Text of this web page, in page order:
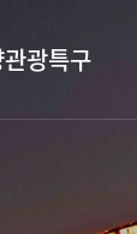
광특구